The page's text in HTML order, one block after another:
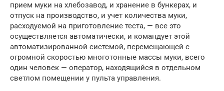
прием муки на хлебозавод, и хранение в бункерах, и
отпуск на производство, и учет количества муки,
расходуемой на приготовление теста, — все это
осуществляется автоматически, и командует этой
автоматизированной системой, перемещающей с
огромной скоростью многотонные массы муки, всего
один человек — оператор, находящийся в отдельном
светлом помещении у пульта управления.